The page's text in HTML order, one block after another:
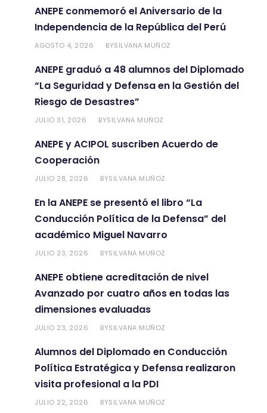
v
e
ANEPE conmemoró el Aniversario de la
Independencia de la República del Perú
AGOSTO 4, 2026 BYSILVANA MUÑOZ
ANEPE graduó a 48 alumnos del Diplomado
“La Seguridad y Defensa en la Gestión del
Riesgo de Desastres”
JULIO 31, 2026 BYSILVANA MUÑOZ
ANEPE y ACIPOL suscriben Acuerdo de
Cooperación
JULIO 28, 2026 BYSILVANA MUÑOZ
En la ANEPE se presentó el libro “La
Conducción Política de la Defensa” del
académico Miguel Navarro
JULIO 23, 2026 BYSILVANA MUÑOZ
ANEPE obtiene acreditación de nivel
Avanzado por cuatro años en todas las
dimensiones evaluadas
JULIO 23, 2026 BYSILVANA MUÑOZ
Alumnos del Diplomado en Conducción
Política Estratégica y Defensa realizaron
visita profesional a la PDI
JULIO 22, 2026 BYSILVANA MUÑOZ